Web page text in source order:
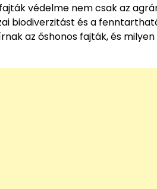
védelme nem csak az
biodiverzitást és a
az őshonos fajták, és